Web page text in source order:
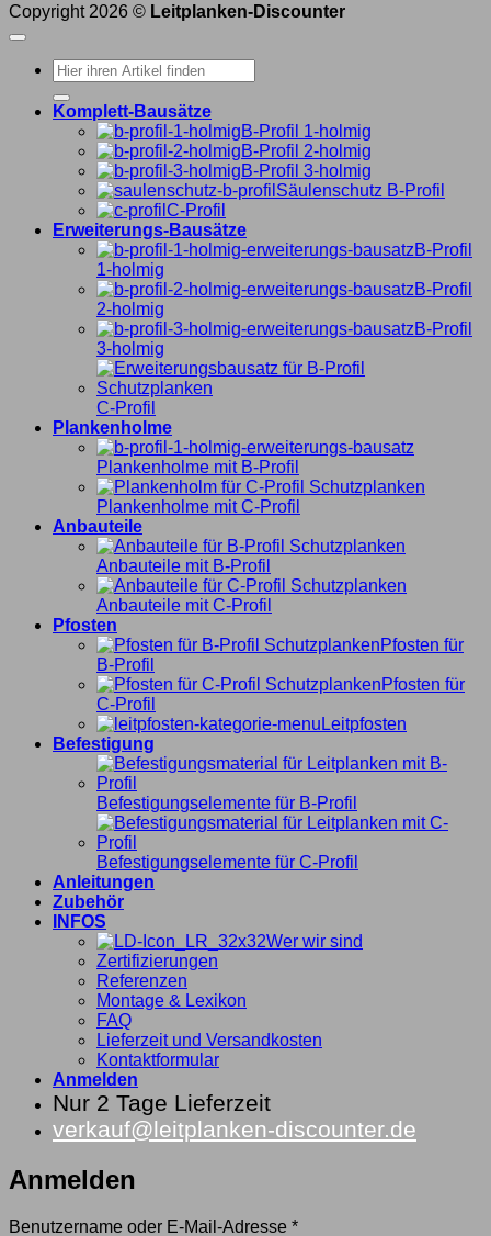
Copyright 2026 © Leitplanken-Discounter
Suche
nach:
Komplett-Bausätze
B-Profil 1-holmig
B-Profil 2-holmig
B-Profil 3-holmig
Säulenschutz B-Profil
C-Profil
Erweiterungs-Bausätze
B-Profil
1-holmig
B-Profil
2-holmig
B-Profil
3-holmig
C-Profil
Plankenholme
Plankenholme mit B-Profil
Plankenholme mit C-Profil
Anbauteile
Anbauteile mit B-Profil
Anbauteile mit C-Profil
Pfosten
Pfosten für
B-Profil
Pfosten für
C-Profil
Leitpfosten
Befestigung
Befestigungselemente für B-Profil
Befestigungselemente für C-Profil
Anleitungen
Zubehör
INFOS
Wer wir sind
Zertifizierungen
Referenzen
Montage & Lexikon
FAQ
Lieferzeit und Versandkosten
Kontaktformular
Anmelden
Nur 2 Tage Lieferzeit
verkauf@leitplanken-discounter.de
Anmelden
Benutzername oder E-Mail-Adresse *Erforderlich